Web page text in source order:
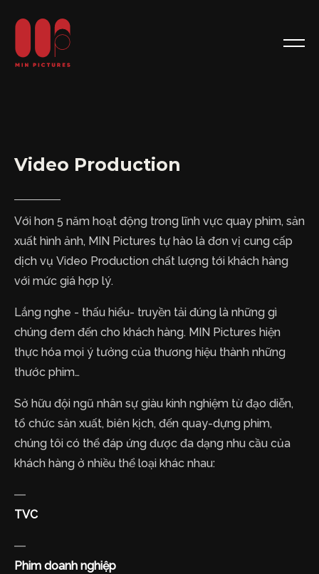
Video Production
Với hơn 5 năm hoạt động trong lĩnh vực quay phim, sản
xuất hình ảnh, MIN Pictures tự hào là đơn vị cung cấp
dịch vụ Video Production chất lượng tới khách hàng
với mức giá hợp lý.
Lắng nghe - thấu hiểu- truyền tải đúng là những gì
chúng đem đến cho khách hàng. MIN Pictures hiện
thực hóa mọi ý tưởng của thương hiệu thành những
thước phim…
Sở hữu đội ngũ nhân sự giàu kinh nghiệm từ đạo diễn,
tổ chức sản xuất, biên kịch, đến quay-dựng phim,
chúng tôi có thể đáp ứng được đa dạng nhu cầu của
khách hàng ở nhiều thể loại khác nhau:
TVC
Phim doanh nghiệp